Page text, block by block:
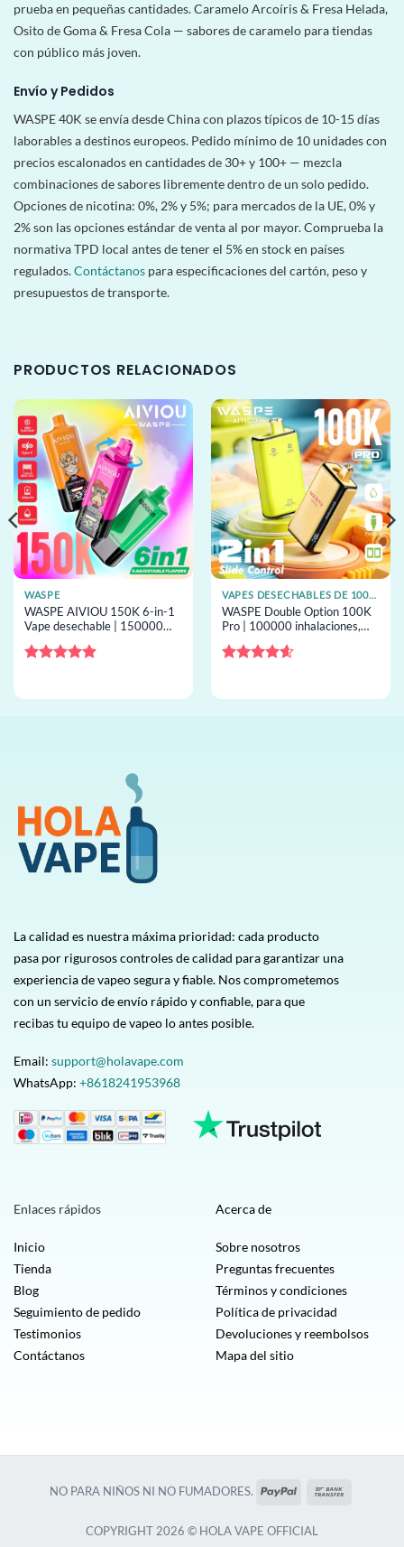
prueba en pequeñas cantidades. Caramelo Arcoíris & Fresa Helada,
Osito de Goma & Fresa Cola — sabores de caramelo para tiendas
con público más joven.
Envío y Pedidos
WASPE 40K se envía desde China con plazos típicos de 10-15 días
laborables a destinos europeos. Pedido mínimo de 10 unidades con
precios escalonados en cantidades de 30+ y 100+ — mezcla
combinaciones de sabores libremente dentro de un solo pedido.
Opciones de nicotina: 0%, 2% y 5%; para mercados de la UE, 0% y
2% son las opciones estándar de venta al por mayor. Comprueba la
normativa TPD local antes de tener el 5% en stock en países
regulados.Contáctanos para especificaciones del cartón, peso y
presupuestos de transporte.
PRODUCTOS RELACIONADOS
WASPE
WASPE AIVIOU 150K 6-in-1
Vape desechable | 150000
desechable al por mayor
de 5
VAPES DESECHABLES DE 100K CALADAS
WASPE Double Option 100K
Pro | 100000 inhalaciones,
inteligente, vape desechable a
5
La calidad es nuestra máxima prioridad: cada producto
pasa por rigurosos controles de calidad para garantizar una
experiencia de vapeo segura y fiable. Nos comprometemos
con un servicio de envío rápido y confiable, para que
recibas tu equipo de vapeo lo antes posible.
Email: support@holavape.com
WhatsApp: +8618241953968
Enlaces rápidos
Inicio
Tienda
Blog
Seguimiento de pedido
Testimonios
Contáctanos
Acerca de
Sobre nosotros
Preguntas frecuentes
Términos y condiciones
Política de privacidad
Devoluciones y reembolsos
Mapa del sitio
NO PARA NIÑOS NI NO FUMADORES. PayPal
COPYRIGHT 2026 © HOLA VAPE OFFICIAL